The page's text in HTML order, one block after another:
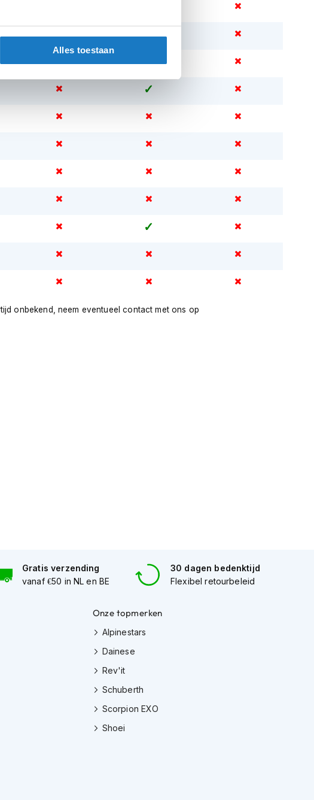
Alles toestaan
onbekend, neem eventueel contact met ons op
Gratis verzending
vanaf €50 in NL en BE
30 dagen bedenktijd
Flexibel retourbeleid
Onze topmerken
Alpinestars
Dainese
Rev'it
Schuberth
Scorpion EXO
Shoei